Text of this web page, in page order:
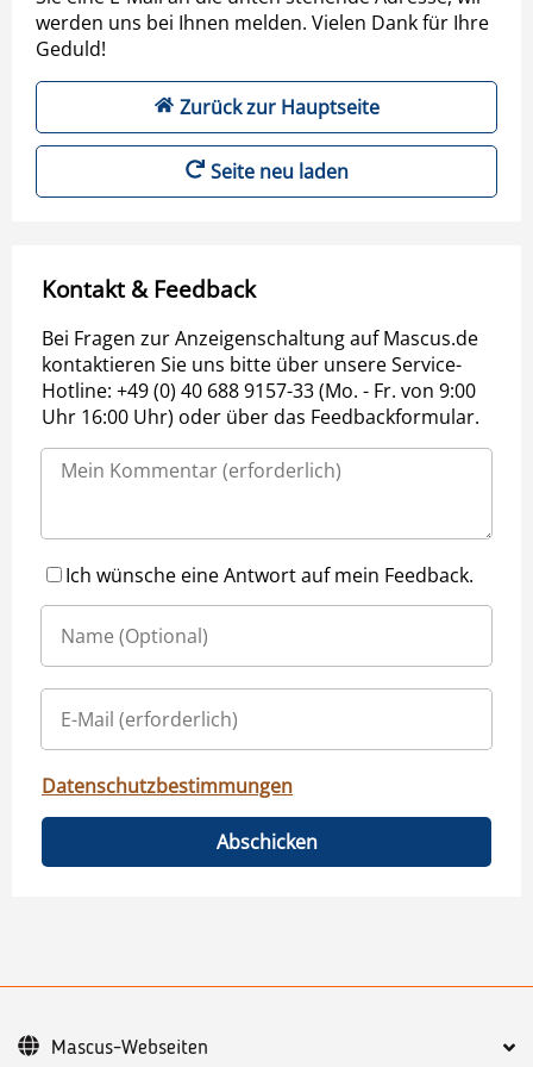
werden uns bei Ihnen melden. Vielen Dank für Ihre
Geduld!
Zurück zur Hauptseite
Seite neu laden
Kontakt & Feedback
Bei Fragen zur Anzeigenschaltung auf Mascus.de
kontaktieren Sie uns bitte über unsere Service-
Hotline: +49 (0) 40 688 9157-33 (Mo. - Fr. von 9:00
Uhr 16:00 Uhr) oder über das Feedbackformular.
Ich wünsche eine Antwort auf mein Feedback.
Datenschutzbestimmungen
Abschicken
Mascus-Webseiten